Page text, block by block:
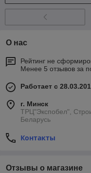
О нас
Рейтинг не
Менее 5 отзывов за
Работает с
г. Минск
ТРЦ"Экспобел",
Беларусь
Контакты
Отзывы о магазине